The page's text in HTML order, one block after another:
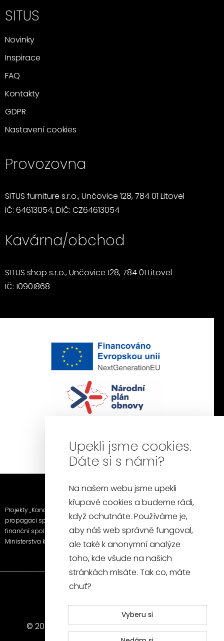
SITUS
Novinky
Inspirace
FAQ
Kontakty
GDPR
Nastavení cookies
Provozovna
SITUS furniture s.r.o., Unčovice 128, 784 01 Litovel
IČ: 64613054, DIČ: CZ64613054
Kavárna/obchod
SITUS shop s.r.o., Unčovice 128, 784 01 Litovel
IČ: 10901868
Projekty „Kancelářská židle a křeslo“ a „Fotografie a video k
propagaci společnosti SITUS furniture s.r.o.“ byly realizovány za
finanční spoluúčasti EU prostřednictvím Národního plánu obnovy a
Ministerstva kultury.
© 2026 SITUS - Všechna práva vyhrazena
Upekli jsme cookies.
Dáte si s námi?
Na našem webu jsme upekli
křupavé cookies a budeme rádi,
když ochutnáte. Používáme je,
aby náš web správně fungoval,
ale také k anonymní analýze
toho, kde všude na našich
stránkách mlsáte. Tak co, máte
chuť?
Vyberu si